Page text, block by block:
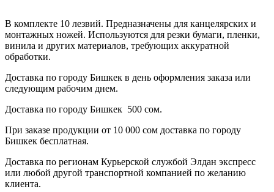
В комплекте 10 лезвий. Предназначены для канцелярских и
монтажных ножей. Используются для резки бумаги, пленки,
винила и других материалов, требующих аккуратной
обработки.
Доставка по городу Бишкек в день оформления заказа или
следующим рабочим днем.
Доставка по городу Бишкек 500 сом.
При заказе продукции от 10 000 сом доставка по городу
Бишкек бесплатная.
Доставка по регионам Курьерской службой Элдан экспресс
или любой другой транспортной компанией по желанию
клиента.